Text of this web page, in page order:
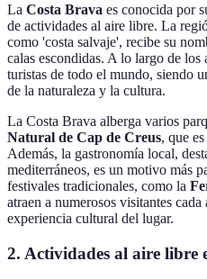
La Costa Brava es conocida por
de actividades al aire libre. La
como 'costa salvaje', recibe su
calas escondidas. A lo largo de los
turistas de todo el mundo, siendo
de la naturaleza y la cultura.
La Costa Brava alberga varios
Natural de Cap de Creus, que
Además, la gastronomía local,
mediterráneos, es un motivo más
festivales tradicionales, como la
atraen a numerosos visitantes
experiencia cultural del lugar.
2. Actividades al aire libre